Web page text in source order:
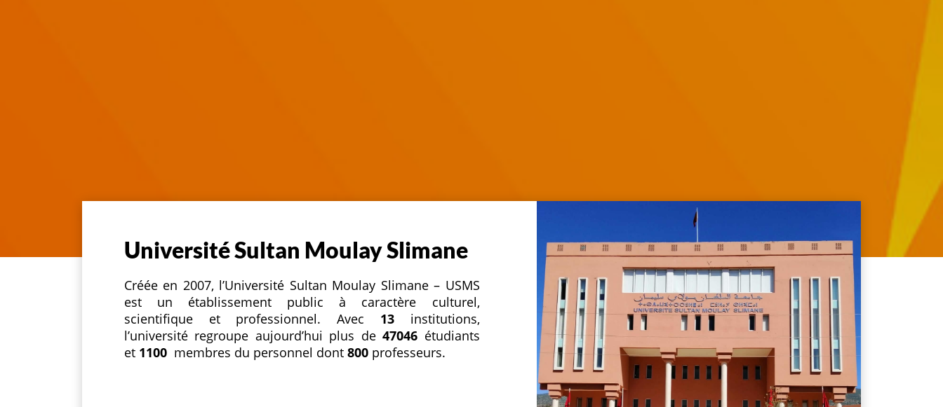
Université Sultan Moulay Slimane
Créée en 2007, l’Université Sultan Moulay Slimane – USMS
est un établissement public à caractère culturel,
scientifique et professionnel. Avec 13 institutions,
l’université regroupe aujourd’hui plus de47046 étudiants
et 1100 membres du personnel dont 800 professeurs.